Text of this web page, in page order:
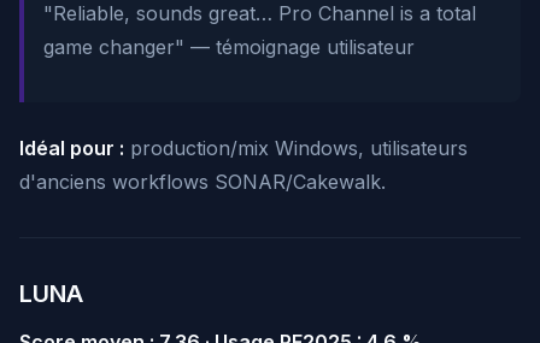
"Reliable, sounds great… Pro Channel is a total
game changer" — témoignage utilisateur
Idéal pour : production/mix Windows, utilisateurs
d'anciens workflows SONAR/Cakewalk.
LUNA